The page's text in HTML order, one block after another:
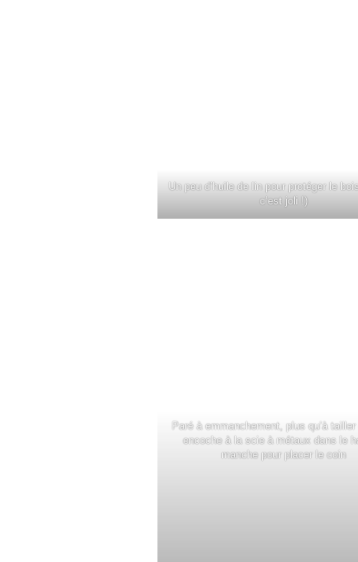
Un peu d’huile de lin pour protéger le
c’est joli !)
Paré à emmanchement, plus qu’à
encoche à la scie à métaux dans le
manche pour placer le coin